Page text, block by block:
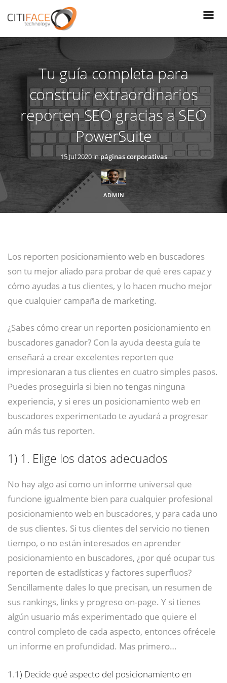
contenido
Tu guía completa para
construir extraordinarios
reporten SEO gracias a SEO
PowerSuite
15 Jul 2020 inpáginas corporativas
ADMIN
Los reporten posicionamiento web en buscadores
son tu mejor aliado para probar de qué eres capaz y
cómo ayudas a tus clientes, y lo hacen mucho mejor
que cualquier campaña de marketing.
¿Sabes cómo crear un reporten posicionamiento en
buscadores ganador? Con la ayuda deesta guía te
enseñará a crear excelentes reporten que
impresionaran a tus clientes en cuatro simples pasos.
Puedes proseguirla si bien no tengas ninguna
experiencia, y si eres un posicionamiento web en
buscadores experimentado te ayudará a progresar
aún más tus reporten.
1) 1. Elige los datos adecuados
No hay algo así como un informe universal que
funcione igualmente bien para cualquier profesional
posicionamiento web en buscadores, y para cada uno
de sus clientes. Si tus clientes del servicio no tienen
tiempo, o no están interesados en aprender
posicionamiento en buscadores, ¿por qué ocupar tus
reporten de estadísticas y factores superfluos?
Sencillamente dales lo que precisan, un resumen de
sus rankings, links y progreso on-page. Y si tienes
algún usuario más experimentado que quiere el
control completo de cada aspecto, entonces ofrécele
un informe en profundidad. Mas primero…
1.1) Decide qué aspecto del posicionamiento en